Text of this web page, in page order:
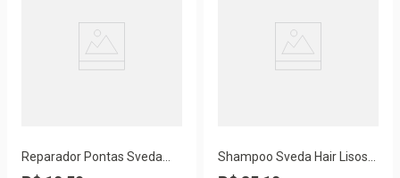
Reparador Pontas Sveda
Óleo Argan 35ml
Shampoo Sveda Hair Lisos
500ml